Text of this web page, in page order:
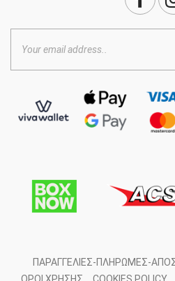
ΠΑΡΑΓΓΕΛΊΕΣ-ΠΛΗΡΩΜΈΣ-